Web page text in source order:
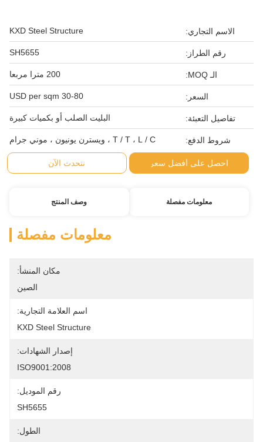
الاسم التجاري: KXD Steel Structure
رقم الطراز: SH5655
الـ MOQ: 200 مترا مربعا
السعر: 30-80 USD per sqm
تفاصيل التعبئة: البليت الصلب أو بكميات كبيرة
شروط الدفع: T / T ، L / C ، ويسترن يونيون ، موني جرام
احصل على أفضل سعر نتحدث الآن
معلومات مفصلة وصف المنتج
معلومات مفصلة
مكان المنشأ:
الصين
اسم العلامة التجارية:
KXD Steel Structure
إصدار الشهادات:
ISO9001:2008
رقم الموديل:
SH5655
الطول: